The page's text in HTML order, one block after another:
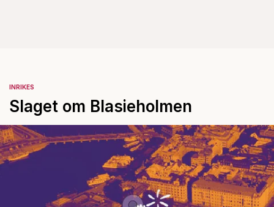
INRIKES
Slaget om Blasieholmen